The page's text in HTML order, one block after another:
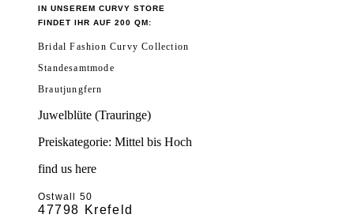
IN UNSEREM CURVY STORE
FINDET IHR AUF 200 QM:
Bridal Fashion Curvy Collection
Standesamtmode
Brautjungfern
Juwelblüte (Trauringe)
Preiskategorie: Mittel bis Hoch
find us here
Ostwall 50
47798 Krefeld